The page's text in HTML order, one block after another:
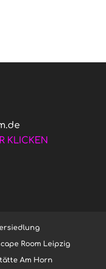
KLICKEN
Room Leipzig
Am Horn